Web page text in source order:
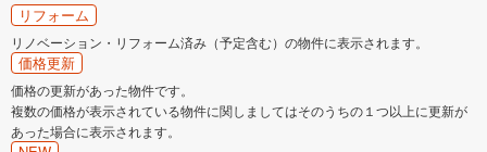
リフォーム
リノベーション・リフォーム済み（予定含む）の物件に表示されます。
価格更新
価格の更新があった物件です。
複数の価格が表示されている物件に関しましてはそのうちの１つ以上に更新が
あった場合に表示されます。